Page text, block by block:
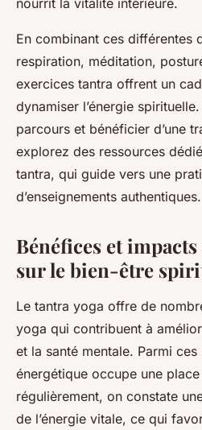
nourrit la vitalité intérieure.
En combinant ces différentes
respiration, méditation,
exercices tantra offrent un
dynamiser l’énergie
parcours et bénéficier d’une
explorez des ressources
tantra, qui guide vers une
d’enseignements authentiques.
Bénéfices et
sur le bien-être
Le tantra yoga offre de
yoga qui contribuent à
et la santé mentale. Parmi ces
énergétique occupe une
régulièrement, on constate
de l’énergie vitale, ce qui